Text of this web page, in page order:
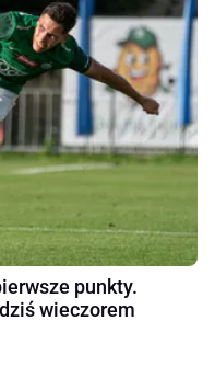
punkty.
wieczorem